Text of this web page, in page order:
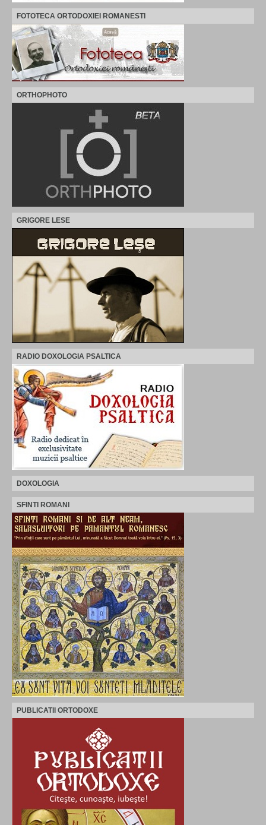
FOTOTECA ORTODOXIEI ROMANESTI
ORTHOPHOTO
GRIGORE LESE
RADIO DOXOLOGIA PSALTICA
DOXOLOGIA
SFINTI ROMANI
PUBLICATII ORTODOXE